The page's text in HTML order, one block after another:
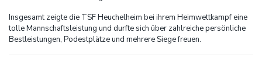
Insgesamt zeigte die TSF Heuchelheim bei ihrem Heimwettkampf eine
tolle Mannschaftsleistung und durfte sich über zahlreiche persönliche
Bestleistungen, Podestplätze und mehrere Siege freuen.